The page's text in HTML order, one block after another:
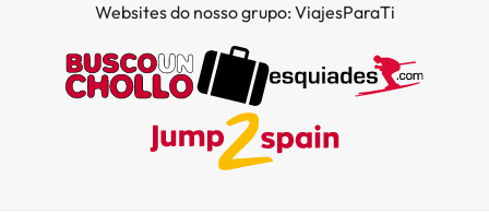
Websites do nosso grupo: ViajesParaTi